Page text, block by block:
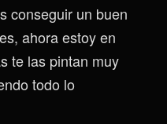
conseguir un buen
ahora estoy en
te las pintan muy
todo lo